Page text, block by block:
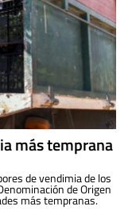
más temprana
de vendimia de los
de Origen
más tempranas.